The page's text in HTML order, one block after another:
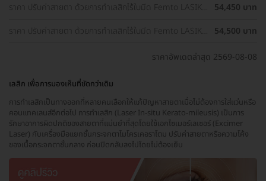
ราคา ปรับค่าสายตา ด้วยการทำเลสิกไร้ใบมีด Femto LASIK 2
54,450 บาท
ราคา ปรับค่าสายตา ด้วยการทำเลสิกไร้ใบมีด Femto LASIK 2
54,500 บาท
ราคาอัพเดตล่าสุด 2569-08-08
เลสิก เพื่อการมองเห็นที่ชัดกว่าเดิม
การทำเลสิกเป็นทางออกที่หลายคนเลือกให้แก้ปัญหาสายตาเมื่อไม่ต้องการใส่แว่นหรือ
คอนแทคเลนส์อีกต่อไป การทำเลสิก (Laser In-situ Kerato-mileusis) เป็นการ
รักษาอาการผิดปกติของสายตาที่แม่นยำที่สุดโดยใช้เอกไซเมอร์เลเซอร์ (Excimer
Laser) กับเครื่องมือแยกชั้นกระจกตาไมโครเคอราโตม ปรับค่าสายตาหรือความโค้ง
ของเนื้อกระจกตาชั้นกลาง ก่อนปิดกลับลงไปโดยไม่ต้องเย็บ